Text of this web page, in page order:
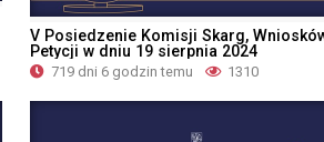
V Posiedzenie Komisji Skarg,
Petycji w dniu 19 sierpnia 2024
719 dni 6 godzin temu 1310